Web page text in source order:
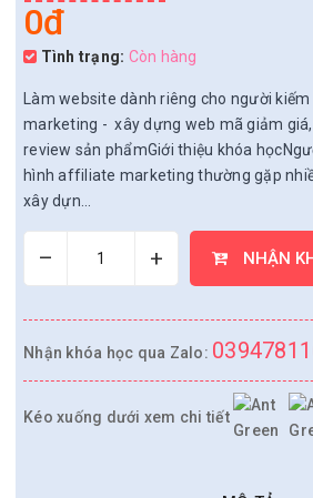
0đ
Tình trạng: Còn hàng
Làm website dành riêng cho người
marketing - xây dựng web mã giảm
review sản phẩmGiới thiệu khóa
hình affiliate marketing thường gặp
xây dựn...
– + NHẬN
Nhận khóa học qua Zalo:
Kéo xuống dưới xem chi tiết